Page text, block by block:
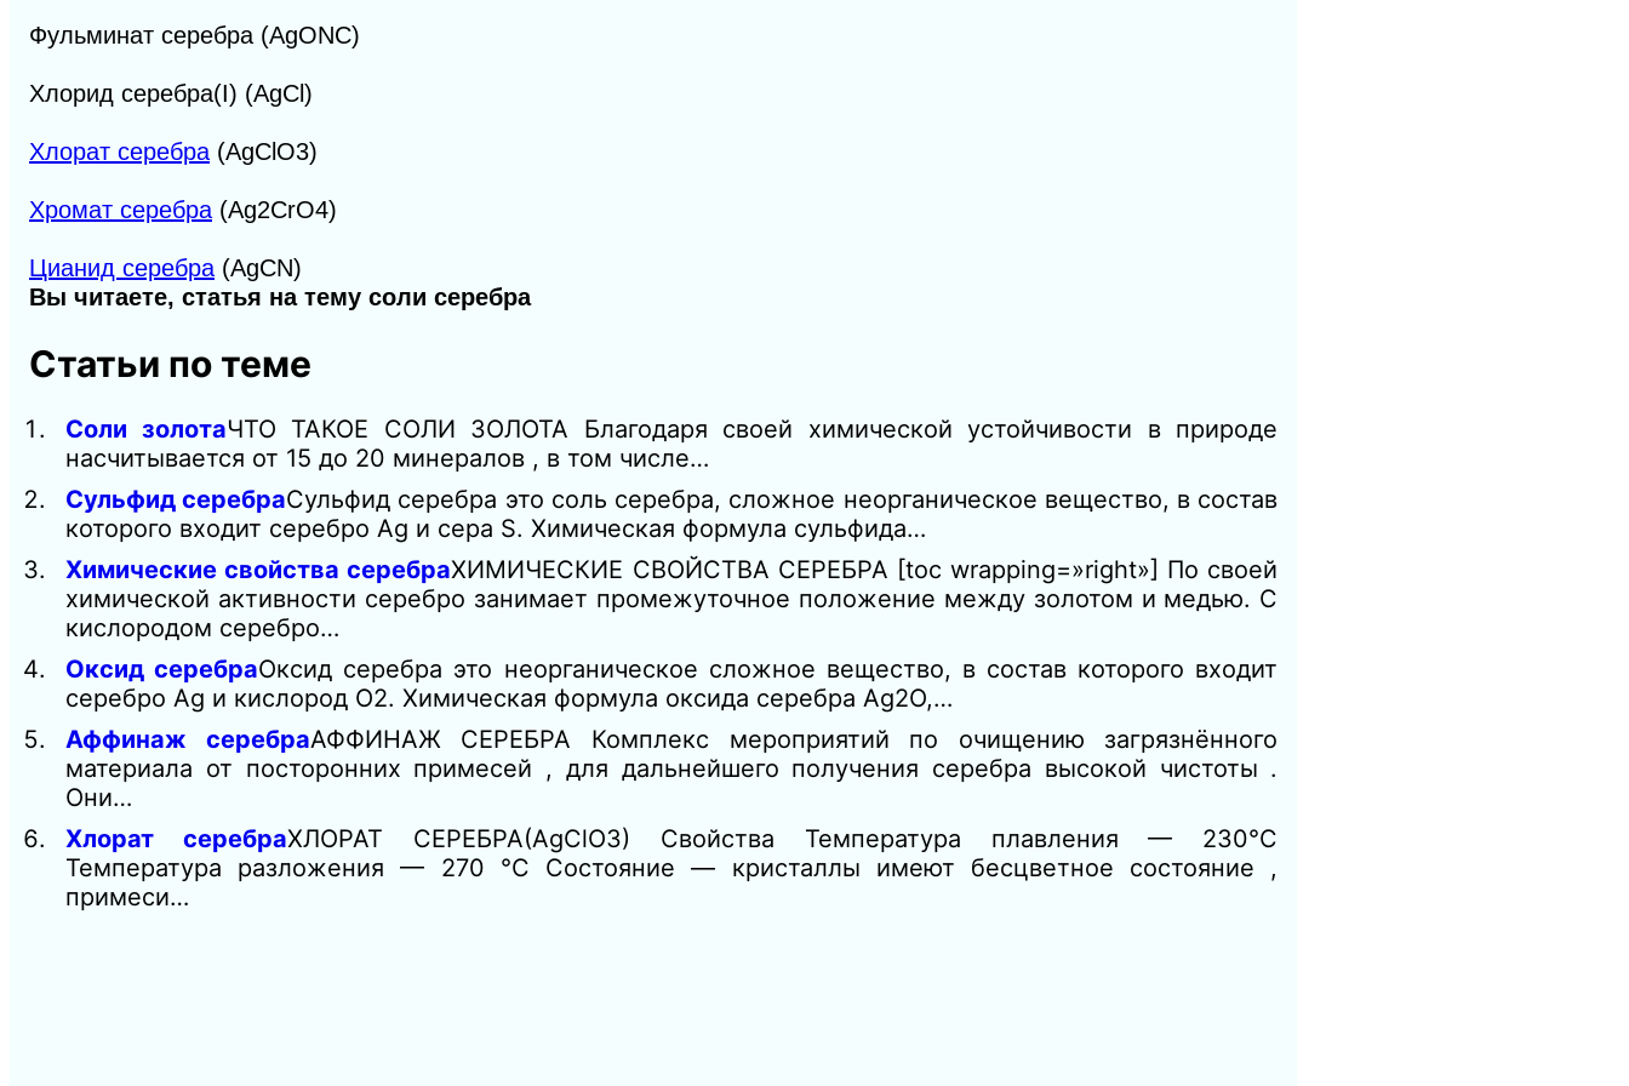
Фульминат серебра (AgONC)
Хлорид серебра(I) (AgCl)
Хлорат серебра (AgClO3)
Хромат серебра (Ag2CrO4)
Цианид серебра (AgCN)
Вы читаете, статья на тему соли серебра
Статьи по теме
Соли золотаЧТО ТАКОЕ СОЛИ ЗОЛОТА Благодаря своей химической устойчивости в природе
насчитывается от 15 до 20 минералов , в том числе…
Сульфид серебраСульфид серебра это соль серебра, сложное неорганическое вещество, в состав
которого входит серебро Ag и сера S. Химическая формула сульфида…
Химические свойства серебраХИМИЧЕСКИЕ СВОЙСТВА СЕРЕБРА [toc wrapping=»right»] По своей
химической активности серебро занимает промежуточное положение между золотом и медью. С
кислородом серебро…
Оксид серебраОксид серебра это неорганическое сложное вещество, в состав которого входит
серебро Ag и кислород О2. Химическая формула оксида серебра Ag2O,…
Аффинаж серебраАФФИНАЖ СЕРЕБРА Комплекс мероприятий по очищению загрязнённого
материала от посторонних примесей , для дальнейшего получения серебра высокой чистоты .
Они…
Хлорат серебраХЛОРАТ СЕРЕБРА(AgClO3) Свойства Температура плавления — 230°C
Температура разложения — 270 °C Состояние — кристаллы имеют бесцветное состояние ,
примеси…